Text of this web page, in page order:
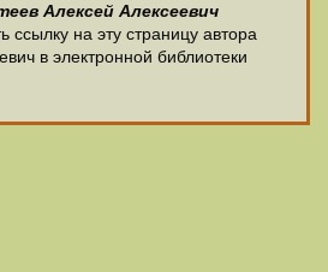
Алексей Алексеевич
ссылку на эту страницу автора
в электронной библиотеки